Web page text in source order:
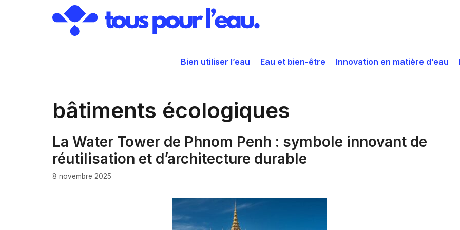
Bien utiliser l’eau Eau et bien-être Innovation en matière d’eau
bâtiments écologiques
La Water Tower de Phnom Penh : symbole innovant de
réutilisation et d’architecture durable
8 novembre 2025